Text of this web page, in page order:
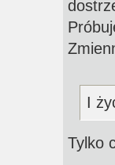
I
Tylko